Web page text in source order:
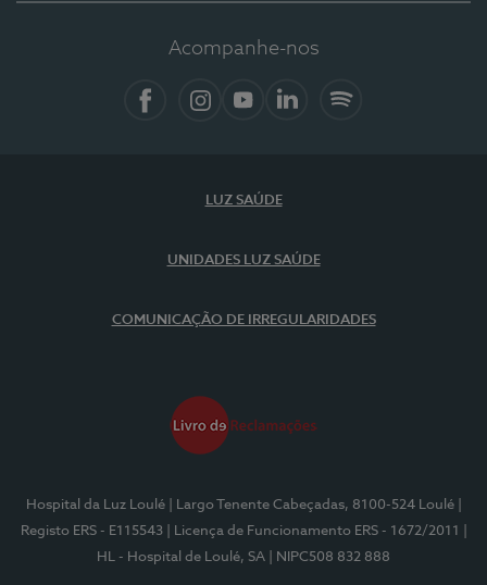
Acompanhe-nos
LUZ SAÚDE
UNIDADES LUZ SAÚDE
COMUNICAÇÃO DE IRREGULARIDADES
Hospital da Luz Loulé | Largo Tenente Cabeçadas, 8100-524 Loulé
Registo ERS - E115543
| Licença de Funcionamento ERS - 1672/2011
HL - Hospital de Loulé, SA
| NIPC508 832 888